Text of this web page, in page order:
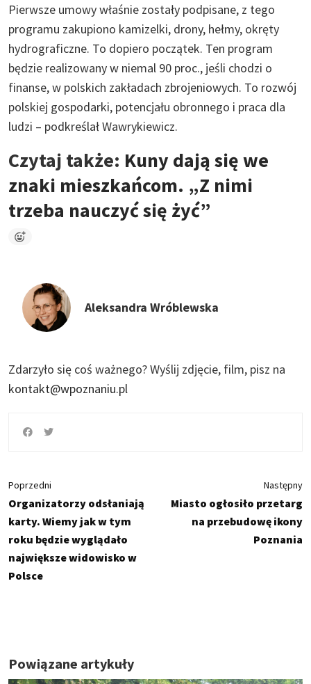
Pierwsze umowy właśnie zostały podpisane, z tego
programu zakupiono kamizelki, drony, hełmy, okręty
hydrograficzne. To dopiero początek. Ten program
będzie realizowany w niemal 90 proc., jeśli chodzi o
finanse, w polskich zakładach zbrojeniowych. To rozwój
polskiej gospodarki, potencjału obronnego i praca dla
ludzi – podkreślał Wawrykiewicz.
Czytaj także: Kuny dają się we
znaki mieszkańcom. „Z nimi
trzeba nauczyć się żyć”
Aleksandra Wróblewska
Zdarzyło się coś ważnego?Wyślij zdjęcie, film, pisz na
kontakt@wpoznaniu.pl
Poprzedni
Organizatorzy odsłaniają
karty. Wiemy jak w tym
roku będzie wyglądało
największe widowisko w
Polsce
Następny
Miasto ogłosiło przetarg
na przebudowę ikony
Poznania
Powiązane artykuły